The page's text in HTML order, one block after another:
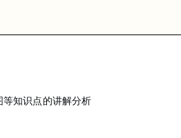
知识点的讲解分析